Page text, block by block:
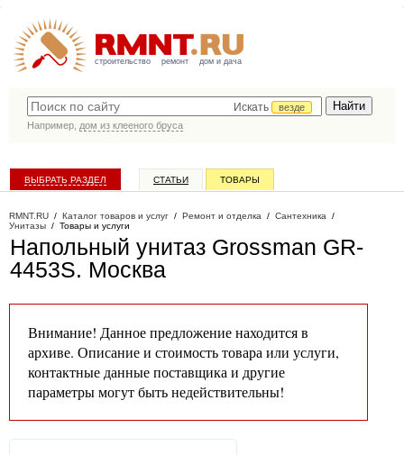
строительство ремонт дом и дача
Искать
везде
Например, дом из клееного бруса
ВЫБРАТЬ РАЗДЕЛ СТАТЬИ ТОВАРЫ
RMNT.RU / Каталог товаров и услуг / Ремонт и отделка / Сантехника /
Унитазы / Товары и услуги
Напольный унитаз Grossman GR-
4453S. Москва
Внимание! Данное предложение находится в
архиве. Описание и стоимость товара или услуги,
контактные данные поставщика и другие
параметры могут быть недействительны!